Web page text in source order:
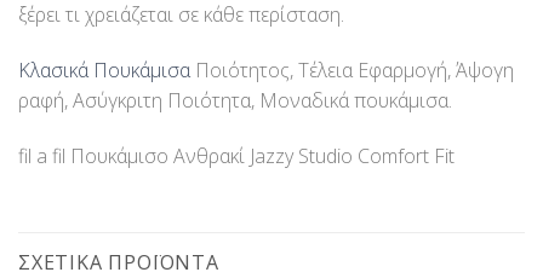
ξέρει τι χρειάζεται σε κάθε περίσταση.
Κλασικά Πουκάμισα Ποιότητος, Τέλεια Εφαρμογή, Άψογη
ραφή, Ασύγκριτη Ποιότητα, Μοναδικά πουκάμισα.
fil a fil Πουκάμισο Ανθρακί Jazzy Studio Comfort Fit
ΣΧΕΤΙΚΆ ΠΡΟΪΌΝΤΑ